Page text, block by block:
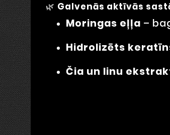
🌿 Galvenās aktīvās
Moringas eļļa –
Hidrolizēts
Čia un linu